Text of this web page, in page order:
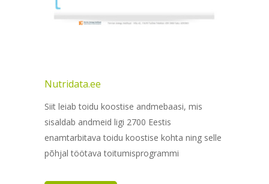
Nutridata.ee
Siit leiab toidu koostise andmebaasi, mis
sisaldab andmeid ligi 2700 Eestis
enamtarbitava toidu koostise kohta ning selle
põhjal töötava toitumisprogrammi